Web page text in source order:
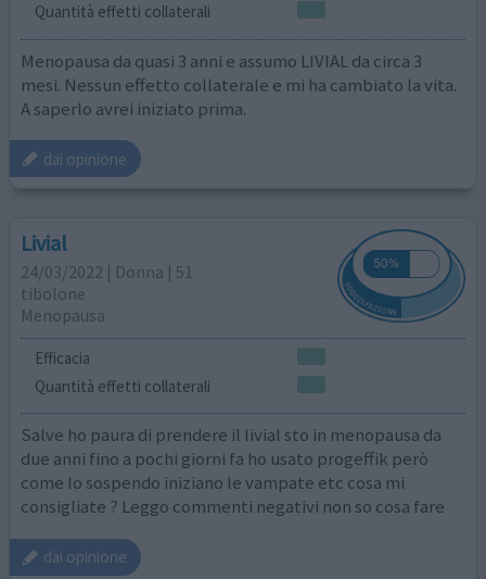
Quantità effetti collaterali
Menopausa da quasi 3 anni e assumo LIVIAL da circa 3
mesi. Nessun effetto collaterale e mi ha cambiato la vita.
A saperlo avrei iniziato prima.
dai opinione
Livial
24/03/2022 | Donna | 51
tibolone
Menopausa
Efficacia
Quantità effetti collaterali
Salve ho paura di prendere il livial sto in menopausa da
due anni fino a pochi giorni fa ho usato progeffik però
come lo sospendo iniziano le vampate etc cosa mi
consigliate ? Leggo commenti negativi non so cosa fare
dai opinione